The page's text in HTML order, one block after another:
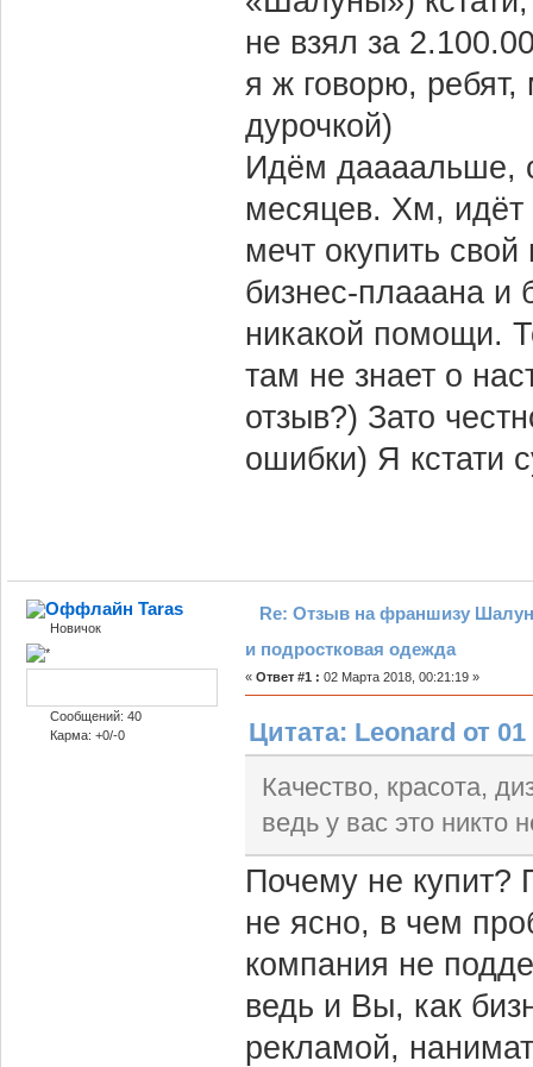
не взял за
я ж говорю,
дурочкой)
Идём даааальше,
месяцев. Хм, идёт
мечт окупить
бизнес-плааана и
никакой помощи.
там не знает о
отзыв?) Зато
ошибки) Я кстати
Taras
Новичок
Сообщений: 40
Карма: +0/-0
Re: Отзыв на франшизу
и подростковая одежда
« Ответ #1 : 02 Марта 2018, 00:21:19 »
Цитата: Leonard от
Качество, красота,
ведь у вас это никто
Почему не
не ясно, в чем
компания не
ведь и Вы, как
рекламой,